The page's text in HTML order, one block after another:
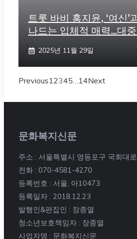
트롯 바비 홍지윤, ‘여신’
나드는 입체적 매력…대
2025년 11월 29일
Previous12345…14Next
문화복지신문
주소 : 서울특별시 영등포구 국회대
전화 : 070-4581-4270
등록번호 : 서울, 아10473
등록일자 : 2018.12.23
발행인&편집인 : 장종열
청소년보호책임자 : 장종열
사업자명 : 문화복지신문